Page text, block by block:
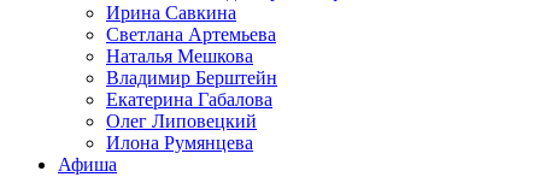
Ирина Савкина
Светлана Артемьева
Наталья Мешкова
Владимир Берштейн
Екатерина Габалова
Олег Липовецкий
Илона Румянцева
Афиша